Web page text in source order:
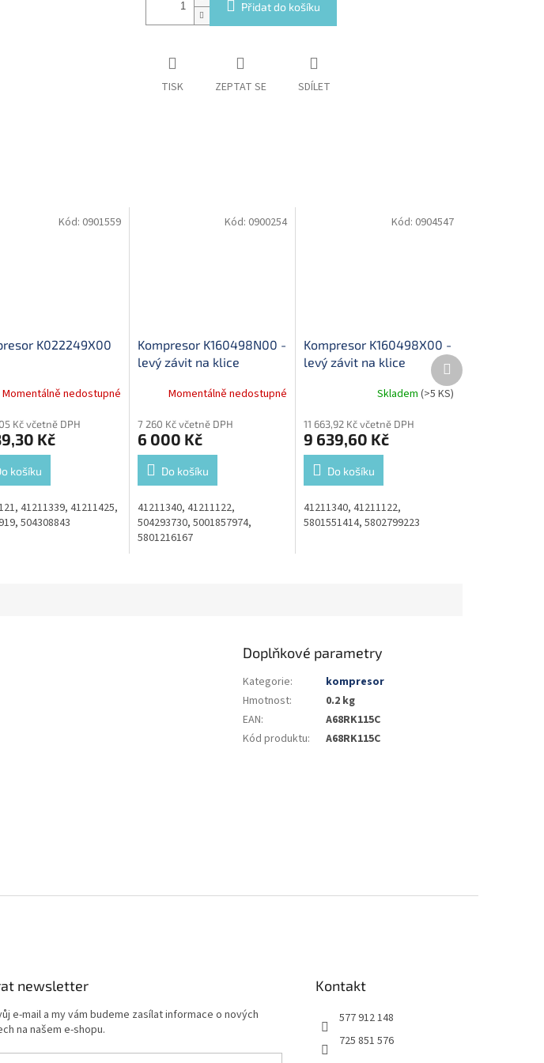
Přidat do košíku
TISK ZEPTAT SE SDÍLET
K022249X00
Momentálně nedostupné
Kč včetně DPH
Kč
košíku
41211339, 41211425,
504308843
Kód: 0901559
Kompresor K160498N00 -
levý závit na klice
Momentálně nedostupné
7 260 Kč včetně DPH
6 000 Kč
Do košíku
41211340, 41211122,
504293730, 5001857974,
5801216167
Kód: 0900254
Kompresor K160498X00 -
levý závit na klice
Skladem (>5 KS)
11 663,92 Kč včetně DPH
9 639,60 Kč
Do košíku
41211340, 41211122,
5801551414, 5802799223
Kód: 0904547
Další
produkt
Doplňkové parametry
Kategorie:
kompresor
Hmotnost:
0.2 kg
EAN:
A68RK115C
Kód produktu: A68RK115C
newsletter
e-mail a my vám budeme zasílat informace o nových
na našem e-shopu.
Kontakt
577 912 148
725 851 576